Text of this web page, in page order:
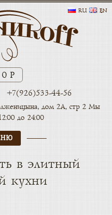
0 Р
+7(926)533-44-56
RU EN
дом 2А, стр 2Мы
до 24:00
в элитный
кухни